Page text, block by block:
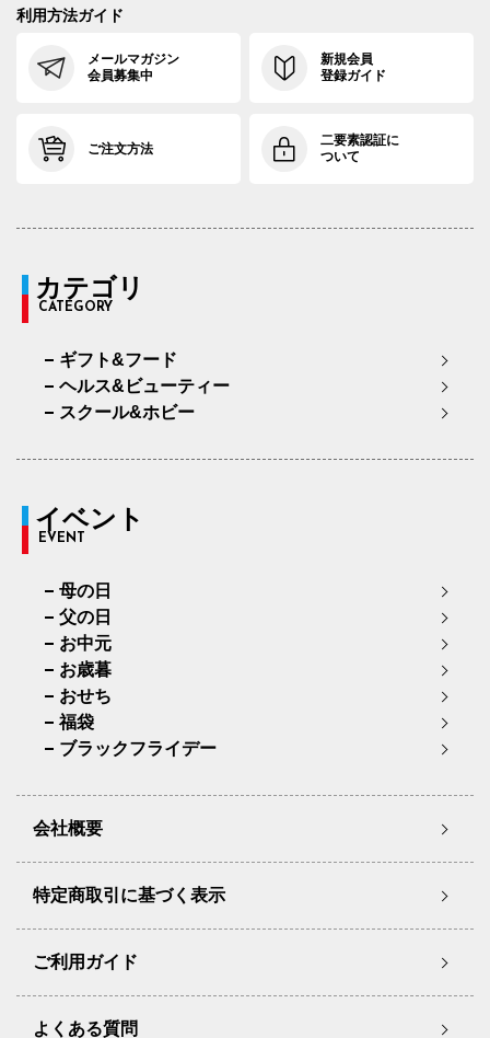
利用方法ガイド
メールマガジン
会員募集中
新規会員
登録ガイド
ご注文方法
二要素認証に
ついて
カテゴリ
CATEGORY
ギフト&フード
ヘルス&ビューティー
スクール&ホビー
イベント
EVENT
母の日
父の日
お中元
お歳暮
おせち
福袋
ブラックフライデー
会社概要
特定商取引に基づく表示
ご利用ガイド
よくある質問